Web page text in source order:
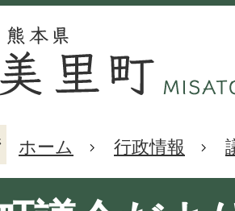
ホーム 行政情報